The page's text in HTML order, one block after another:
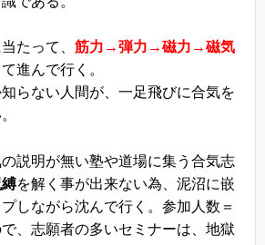
たって、 筋力→弾力→磁力→磁気
進んで行く。
らない人間が、一足飛びに合気を
説明が無い塾や道場に集う合気志
を解く事が出来ない為、泥沼に嵌
しながら沈んで行く。参加人数＝
、志願者の多いセミナーは、地獄